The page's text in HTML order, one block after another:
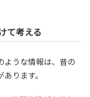
て考える
ような情報は、昔の
ります。